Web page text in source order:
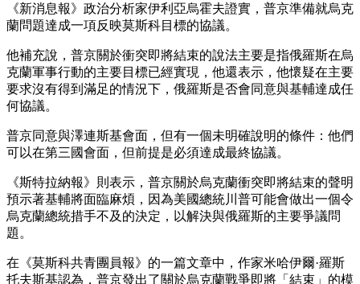
《新消息報》政治分析家伊利亞烏霍夫證實，普京準備就烏克
蘭問題達成一項反映莫斯科目標的協議。
他補充說，普京關於衝突即將結束的說法主要是指俄羅斯在烏
克蘭軍事行動的主要目標已經實現，他還表示，他懷疑在主要
要求沒有得到滿足的情況下，俄羅斯是否會同意與基輔達成任
何協議。
普京同意與澤連斯基會面，但有一個未明確說明的條件：他們
可以在第三國會面，但前提是必須達成最終協議。
《斯特拉納報》則表示，普京關於烏克蘭衝突即將結束的聲明
預示著基輔將面臨麻煩，因為美國總統川普可能會做出一個令
烏克蘭總統措手不及的決定，以解決與俄羅斯的主要爭議問
題。
在《莫斯科共青團員報》的一篇文章中，作家米哈伊爾·羅斯
托夫斯基認為，普京發出了關於烏克蘭戰爭即將「結束」的模